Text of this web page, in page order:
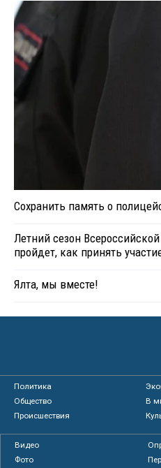
Сохранить память о
Летний сезон
пройдет, как принять
Ялта, мы вместе!
Политика
Общество
В
Происшествия
Видео
Фото